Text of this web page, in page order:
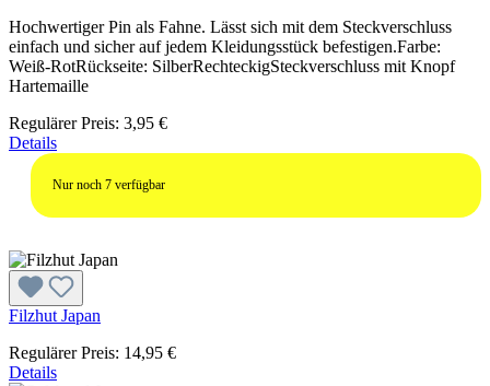
Hochwertiger Pin als Fahne. Lässt sich mit dem Steckverschluss
einfach und sicher auf jedem Kleidungsstück befestigen.Farbe:
Weiß-RotRückseite: SilberRechteckigSteckverschluss mit Knopf
Hartemaille
Regulärer Preis: 3,95 €
Details
Nur noch 7 verfügbar
Filzhut Japan
Regulärer Preis: 14,95 €
Details